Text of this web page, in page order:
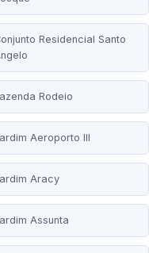
Residencial Santo
Rodeio
Aeroporto III
Aracy
Assunta